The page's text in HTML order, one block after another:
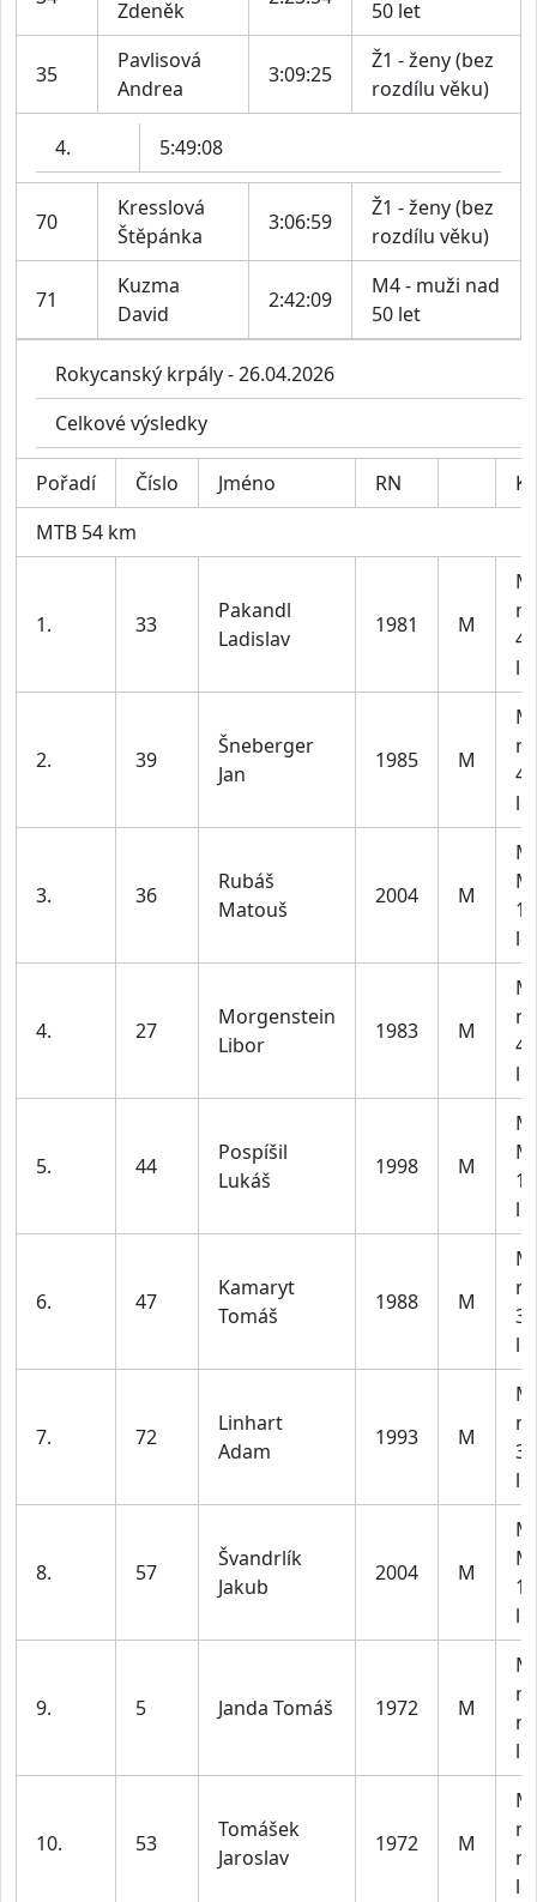
Zdeněk 50 let
35
Pavlisová
Andrea
3:09:25
Ž1 - ženy (bez
rozdílu věku)
4. 5:49:08
70
Kresslová
Štěpánka
3:06:59
Ž1 - ženy (bez
rozdílu věku)
71
Kuzma
David
2:42:09
M4 - muži nad
50 let
Rokycanský krpály - 26.04.2026
Celkové výsledky
Pořadí Číslo Jméno RN
MTB 54 km
1. 33
Pakandl
Ladislav
1981 M
let
2. 39
Šneberger
Jan
1985 M
let
3. 36
Rubáš
Matouš
2004 M
let
4. 27
Morgenstein
Libor
1983 M
let
5. 44
Pospíšil
Lukáš
1998 M
let
6. 47
Kamaryt
Tomáš
1988 M
let
7. 72
Linhart
Adam
1993 M
let
8. 57
Švandrlík
Jakub
2004 M
let
9. 5 Janda Tomáš 1972 M
let
10. 53
Tomášek
Jaroslav
1972 M
let